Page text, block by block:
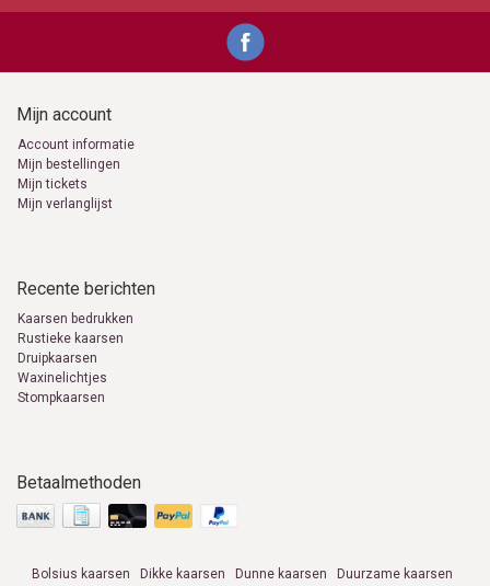
Mijn account
Account informatie
Mijn bestellingen
Mijn tickets
Mijn verlanglijst
Recente berichten
Kaarsen bedrukken
Rustieke kaarsen
Druipkaarsen
Waxinelichtjes
Stompkaarsen
Betaalmethoden
Bolsius kaarsen Dikke kaarsen Dunne kaarsen
Duurzame kaarsen